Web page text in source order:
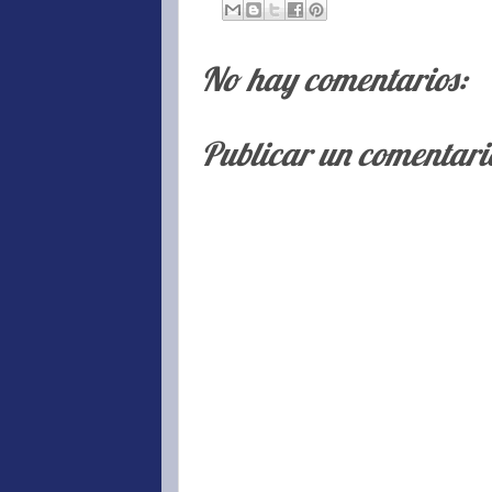
No hay comentarios:
Publicar un